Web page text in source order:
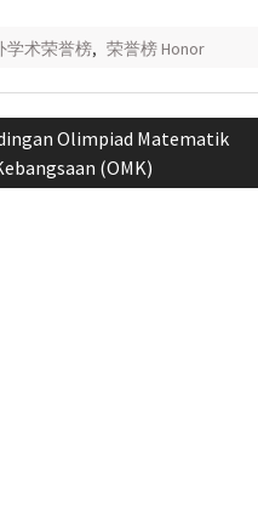
学术荣誉榜, 荣誉榜 Honor
Olimpiad Matematik
(OMK)